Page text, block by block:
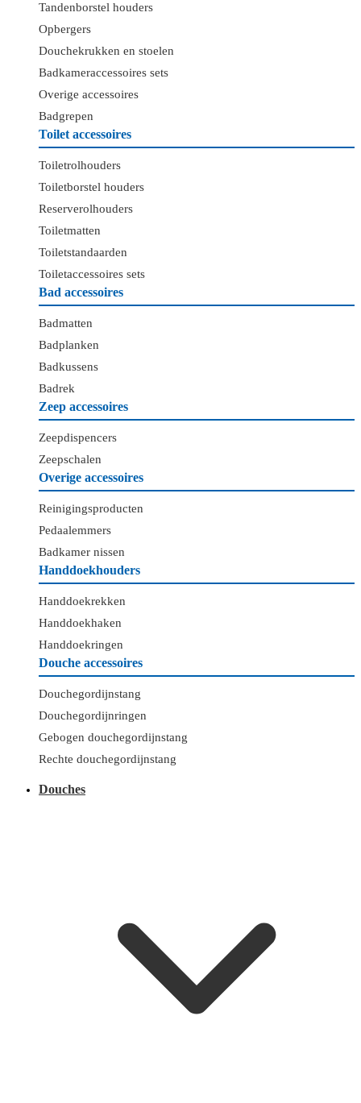
Tandenborstel houders
Opbergers
Douchekrukken en stoelen
Badkameraccessoires sets
Overige accessoires
Badgrepen
Toilet accessoires
Toiletrolhouders
Toiletborstel houders
Reserverolhouders
Toiletmatten
Toiletstandaarden
Toiletaccessoires sets
Bad accessoires
Badmatten
Badplanken
Badkussens
Badrek
Zeep accessoires
Zeepdispencers
Zeepschalen
Overige accessoires
Reinigingsproducten
Pedaalemmers
Badkamer nissen
Handdoekhouders
Handdoekrekken
Handdoekhaken
Handdoekringen
Douche accessoires
Douchegordijnstang
Douchegordijnringen
Gebogen douchegordijnstang
Rechte douchegordijnstang
Douches